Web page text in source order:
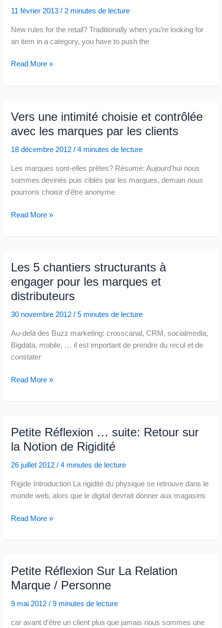
deviner
l’enjeu
de
modèles
(schémas)
dans
une
société
11 février 2013 / 2 minutes de lecture
New rules for the retail? Traditionally when you’re looking for
an item in a category, you have to push the
No
need
push
the
Door
–
is
changing
the
for
Have
you
explain
this
revolution
your
CMO?
Read More »
Vers une intimité choisie et contrôlée
avec les marques par les clients
18 décembre 2012 /4 minutes de lecture
Les marques sont-elles prêtes? Résumé: Aujourd’hui nous
sommes devinés puis ciblés par les marques, demain nous
pourrons choisir d’être anonyme
Vers
intimité
et
contrôlée
avec
les
les
clients
Read More »
Les 5 chantiers structurants à
engager pour les marques et
distributeurs
30 novembre 2012 /5 minutes de lecture
Au-delà des Buzz marketing: crosscanal, CRM, socialmedia,
Bigdata, mobile, … il est important de prendre du recul et de
constater
Les
chantiers
à
engager
pour
les
et
distributeurs
Read More »
Petite Réflexion … suite: Retour sur
la Notion de Rigidité
26 juillet 2012 /4 minutes de lecture
Rigide Introduction La rigidité du physique se retrouve dans le
monde web, alors que le digital devrait donner aux magasins
Petite
…
Retour
sur
la
Notion
Rigidité
Read More »
Petite Réflexion Sur La Relation
Marque / Personne
9 mai 2012 /9 minutes de lecture
car avant d’être un client plus que jamais nous sommes une